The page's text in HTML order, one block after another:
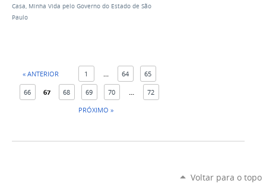
Casa, Minha Vida pelo Governo do Estado de São
Paulo
« ANTERIOR 1 ... 64 65
66 67 68 69 70 ...
72
PRÓXIMO »
Voltar para o topo